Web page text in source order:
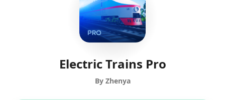
TelegramFacebook
Electric Trains Pro
By Zhenya